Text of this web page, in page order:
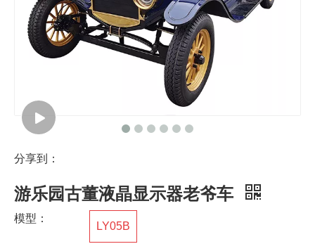
分享到：
游乐园古董液晶显示器老爷车
模型：
LY05B